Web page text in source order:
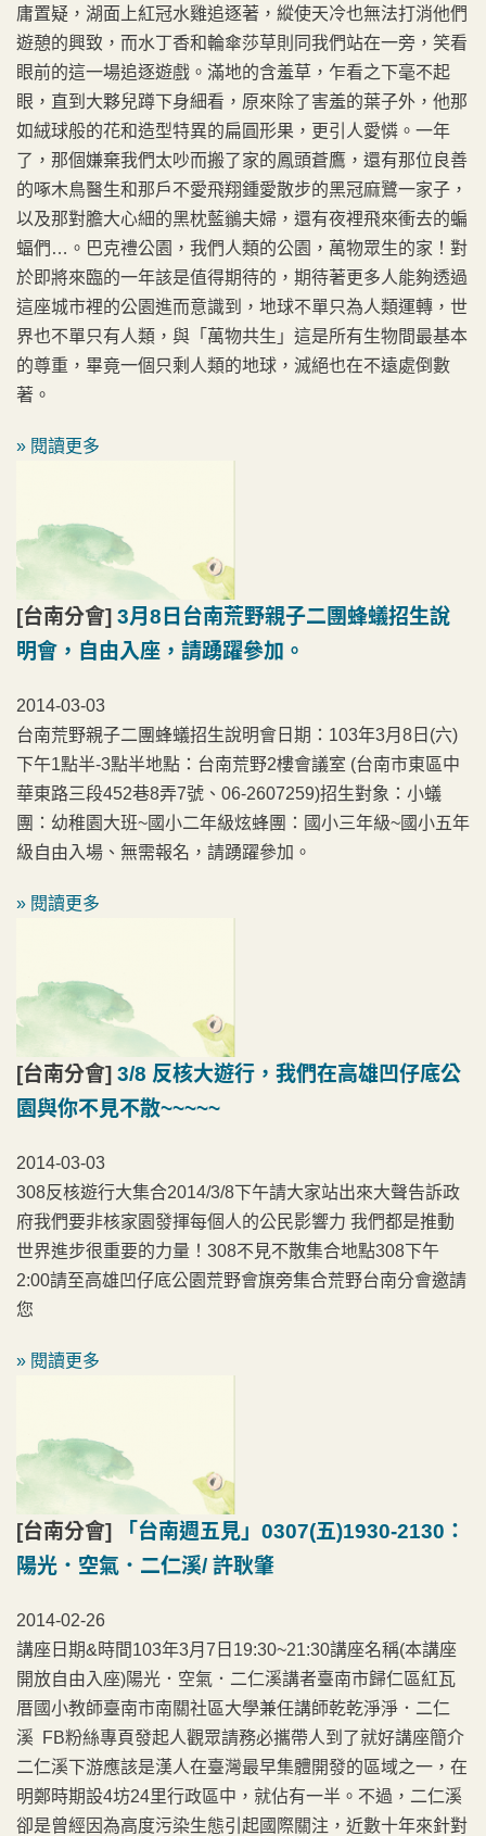
庸置疑，湖面上紅冠水雞追逐著，縱使天冷也無法打消他們
遊憩的興致，而水丁香和輪傘莎草則同我們站在一旁，笑看
眼前的這一場追逐遊戲。滿地的含羞草，乍看之下毫不起
眼，直到大夥兒蹲下身細看，原來除了害羞的葉子外，他那
如絨球般的花和造型特異的扁圓形果，更引人愛憐。一年
了，那個嫌棄我們太吵而搬了家的鳳頭蒼鷹，還有那位良善
的啄木鳥醫生和那戶不愛飛翔鍾愛散步的黑冠麻鷺一家子，
以及那對膽大心細的黑枕藍鶲夫婦，還有夜裡飛來衝去的蝙
蝠們…。巴克禮公園，我們人類的公園，萬物眾生的家！對
於即將來臨的一年該是值得期待的，期待著更多人能夠透過
這座城市裡的公園進而意識到，地球不單只為人類運轉，世
界也不單只有人類，與「萬物共生」這是所有生物間最基本
的尊重，畢竟一個只剩人類的地球，滅絕也在不遠處倒數
著。
» 閱讀更多
[台南分會] 3月8日台南荒野親子二團蜂蟻招生說
明會，自由入座，請踴躍參加。
2014-03-03
台南荒野親子二團蜂蟻招生說明會日期：103年3月8日(六)
下午1點半-3點半地點：台南荒野2樓會議室 (台南市東區中
華東路三段452巷8弄7號、06-2607259)招生對象：小蟻
團：幼稚園大班~國小二年級炫蜂團：國小三年級~國小五年
級自由入場、無需報名，請踴躍參加。
» 閱讀更多
[台南分會] 3/8 反核大遊行，我們在高雄凹仔底公
園與你不見不散~~~~~
2014-03-03
308反核遊行大集合2014/3/8下午請大家站出來大聲告訴政
府我們要非核家園發揮每個人的公民影響力 我們都是推動
世界進步很重要的力量！308不見不散集合地點308下午
2:00請至高雄凹仔底公園荒野會旗旁集合荒野台南分會邀請
您
» 閱讀更多
[台南分會]
「台南週五見」0307(五)1930-2130：
陽光．空氣．二仁溪/ 許耿肇
2014-02-26
講座日期&時間103年3月7日19:30~21:30講座名稱(本講座
開放自由入座)陽光．空氣．二仁溪講者臺南市歸仁區紅瓦
厝國小教師臺南市南關社區大學兼任講師乾乾淨淨．二仁
溪 FB粉絲專頁發起人觀眾請務必攜帶人到了就好講座簡介
二仁溪下游應該是漢人在臺灣最早集體開發的區域之一，在
明鄭時期設4坊24里行政區中，就佔有一半。不過，二仁溪
卻是曾經因為高度污染生態引起國際關注，近數十年來針對